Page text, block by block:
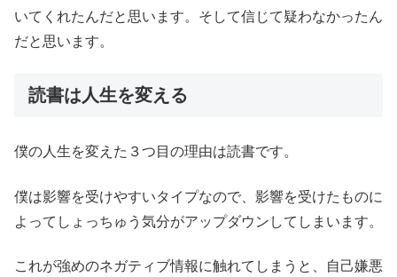
いてくれたんだと思います。そして信じて疑わなかったん
だと思います。
読書は人生を変える
僕の人生を変えた３つ目の理由は読書です。
僕は影響を受けやすいタイプなので、影響を受けたものに
よってしょっちゅう気分がアップダウンしてしまいます。
これが強めのネガティブ情報に触れてしまうと、自己嫌悪